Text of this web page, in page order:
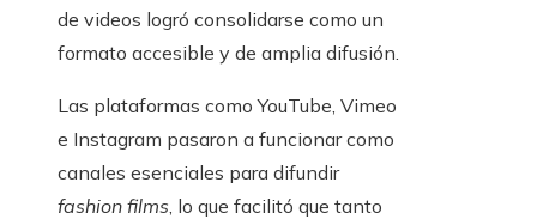
de videos logró consolidarse como un
formato accesible y de amplia difusión.
Las plataformas como YouTube, Vimeo
e Instagram pasaron a funcionar como
canales esenciales para difundir
fashion films, lo que facilitó que tanto